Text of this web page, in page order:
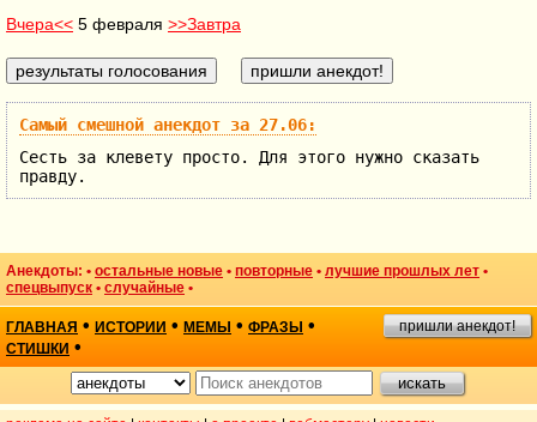
Вчера<< 5 февраля >>Завтра
Самый смешной анекдот за 27.06:
Сесть за клевету просто. Для этого нужно сказать
правду.
Анекдоты: • остальные новые • повторные • лучшие прошлых лет •
спецвыпуск • случайные •
ГЛАВНАЯ • ИСТОРИИ • МЕМЫ • ФРАЗЫ •
СТИШКИ •
пришли анекдот!